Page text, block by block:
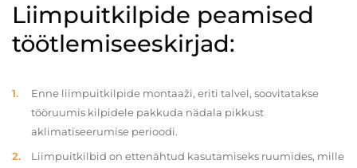
Liimpuitkilpide peamised
töötlemiseeskirjad:
Enne liimpuitkilpide montaaži, eriti talvel, soovitatakse
tööruumis kilpidele pakkuda nädala pikkust
aklimatiseerumise perioodi.
Liimpuitkilbid on ettenähtud kasutamiseks ruumides, mille